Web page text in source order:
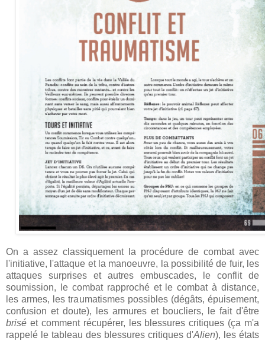
On a assez classiquement la procédure de combat avec
l'initiative, l'attaque et la manoeuvre, la possibilité de fuir, les
attaques surprises et autres embuscades, le conflit de
soumission, le combat rapproché et le combat à distance,
les armes, les traumatismes possibles (dégâts, épuisement,
confusion et doute), les armures et boucliers, le fait d'être
brisé et comment récupérer, les blessures critiques (ça m'a
rappelé le tableau des blessures critiques d'Alien), les états